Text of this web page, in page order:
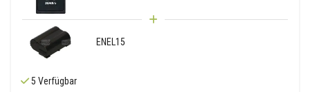
ENEL15
5 Verfügbar